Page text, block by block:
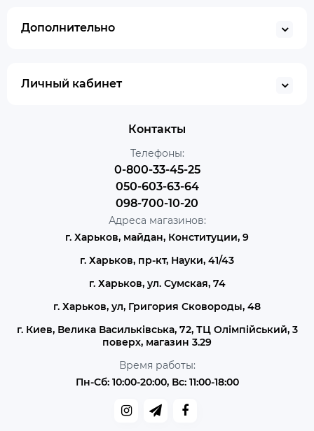
Дополнительно
Личный кабинет
Контакты
Телефоны:
0-800-33-45-25
050-603-63-64
098-700-10-20
Адреса магазинов:
г. Харьков, майдан, Конституции, 9
г. Харьков, пр-кт, Науки, 41/43
г. Харьков, ул. Сумская, 74
г. Харьков, ул, Григория Сковороды, 48
г. Киев, Велика Васильківська, 72, ТЦ Олімпійський, 3
поверх, магазин 3.29
Время работы:
Пн-Сб: 10:00-20:00, Вс: 11:00-18:00